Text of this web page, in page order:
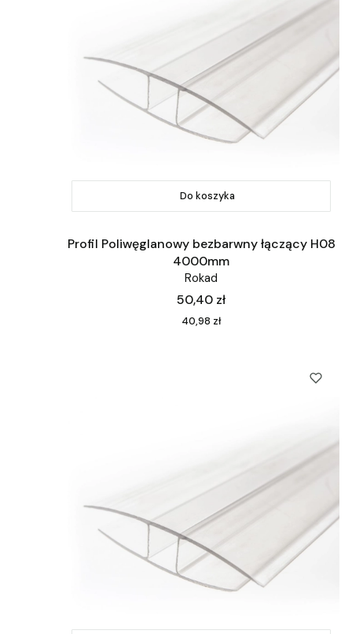
Do koszyka
Profil Poliwęglanowy bezbarwny łączący H08
4000mm
Rokad
Cena
50,40 zł
Cena
40,98 zł